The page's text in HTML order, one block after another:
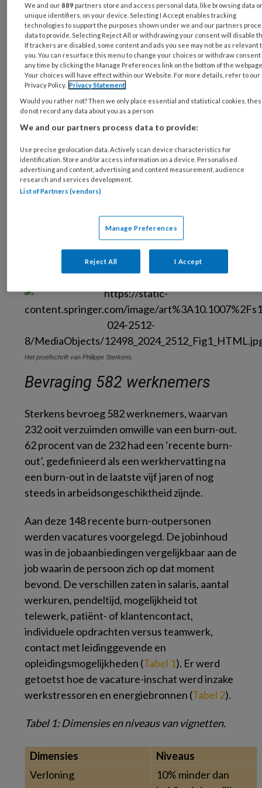
werkvoorkeuren ten opzicht van een
controlegroep.
Arbeidsarts kan vragen
naarwerkstressoren en
energiebronnen
WEB-model
Sterkens gebruikte als uitgangspunt het Job-
Demands-Resources-model of WEB-model
(Werkstressoren Energiebronnen Beleving).
aan (a) percepties van werkstressoren (job
demands) en energiebronnen (job resources),
evenals (b) de weging van dergelijke
Het proefschrift van Philippe Sterkens.
Bevraging 582 werknemers
Sterkens bevroeg 582 werknemers, waarvan
232 ooit verzuimden omwille van een burn-out.
62 procent van de 232 had een ‘recente burn-
out’, gedefinieerd als een werkhervatting na
een burn-out in de laatste vijf jaren of nog
steeds in arbeidsongeschiktheid zijnde.
Aan deze 148 recente burn-outpersonen
werden vacatures voorgelegd. De jobinhoud
was in de jobaanbiedingen vergelijkbaar aan de
job waarin de persoon zich op dat moment
bevond. De verschillen zaten in salaris, aantal
werkuren, pendeltijd, mogelijkheid tot
telewerk, patiënt- of klantencontact,
individuele opdrachten versus teamwerk,
contact met leidinggevende en
opleidingsmogelijkheden (Tabel 1). Er werd
getoetst hoe de vacature-inschat werd inzake
werkstressoren en energiebronnen (Tabel 2).
Tabel 1: Dimensies en niveaus van vignetten.
Dimensies
Niveaus
Verloning
10% minder dan
We and our889 partners store and access personal data, like browsing data
unique identifiers, on your device. Selecting I Accept enables tracking
technologies to support the purposes shown under we and our partners
data to provide. Selecting Reject All or withdrawing your consent will disable
If trackers are disabled, some content and ads you see may not be as relevant
you. You can resurface this menu to change your choices or withdraw consent
any time by clicking the Manage Preferences link on the bottom of the
Your choices will have effect within our Website. For more details, refer to our
Privacy Policy. Privacy Statement
Would you rather not? Then we only place essential and statistical cookies,
do not record any data about you as a person
We and our partners process data to provide:
Use precise geolocation data. Actively scan device characteristics for
identification. Store and/or access information on a device. Personalised
advertising and content, advertising and content measurement, audience
research and services development.
List of Partners (vendors)
Manage Preferences
Reject All I Accept